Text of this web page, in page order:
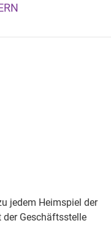
jedem Heimspiel der
der Geschäftsstelle